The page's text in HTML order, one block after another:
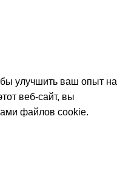
улучшить ваш опыт на
веб-сайт, вы
файлов cookie.